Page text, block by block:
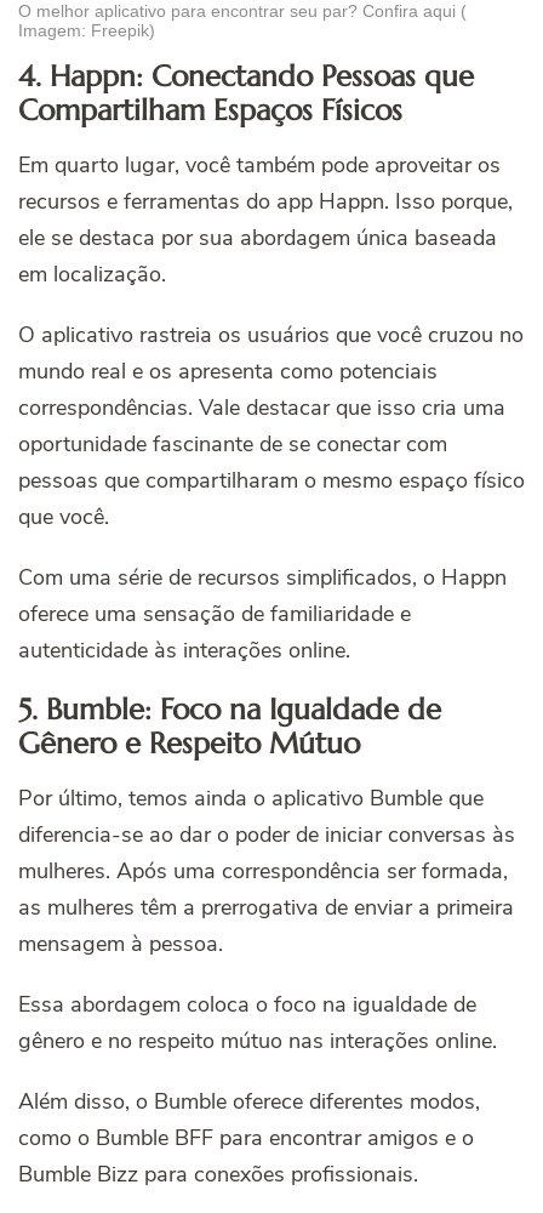
O melhor aplicativo para encontrar seu par? Confira aqui (
Imagem: Freepik)
4. Happn: Conectando Pessoas que
Compartilham Espaços Físicos
Em quarto lugar, você também pode aproveitar os
recursos e ferramentas do app Happn. Isso porque,
ele se destaca por sua abordagem única baseada
em localização.
O aplicativo rastreia os usuários que você cruzou no
mundo real e os apresenta como potenciais
correspondências. Vale destacar que isso cria uma
oportunidade fascinante de se conectar com
pessoas que compartilharam o mesmo espaço físico
que você.
Com uma série de recursos simplificados, o Happn
oferece uma sensação de familiaridade e
autenticidade às interações online.
5. Bumble: Foco na Igualdade de
Gênero e Respeito Mútuo
Por último, temos ainda o aplicativo Bumble que
diferencia-se ao dar o poder de iniciar conversas às
mulheres. Após uma correspondência ser formada,
as mulheres têm a prerrogativa de enviar a primeira
mensagem à pessoa.
Essa abordagem coloca o foco na igualdade de
gênero e no respeito mútuo nas interações online.
Além disso, o Bumble oferece diferentes modos,
como o Bumble BFF para encontrar amigos e o
Bumble Bizz para conexões profissionais.